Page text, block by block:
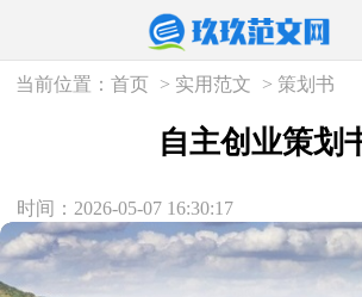
当前位置：首页 > 实用范文 > 策划书
自主创业策划
时间：2026-05-07 16:30:17